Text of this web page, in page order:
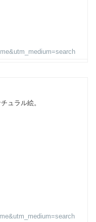
ュラル絵。